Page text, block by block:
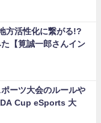
方活性化に繋がる!?
【筧誠一郎さんイン
ーツ大会のルールや
Cup eSports 大